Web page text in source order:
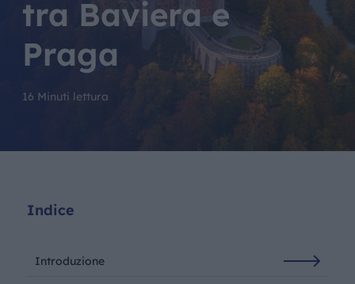
tra Baviera e
Praga
16 Minuti lettura
Indice
Introduzione